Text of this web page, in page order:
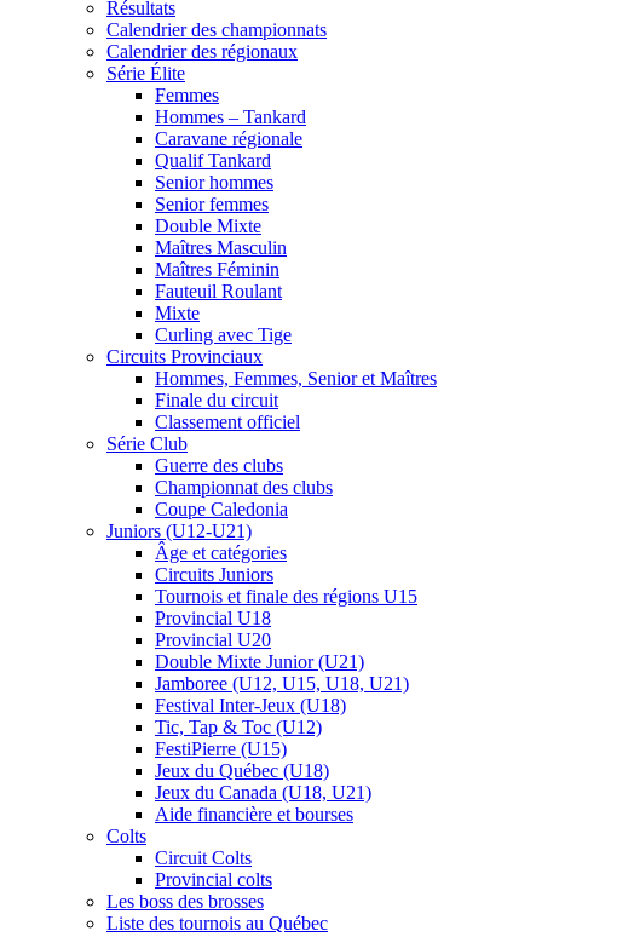
Résultats
Calendrier des championnats
Calendrier des régionaux
Série Élite
Femmes
Hommes – Tankard
Caravane régionale
Qualif Tankard
Senior hommes
Senior femmes
Double Mixte
Maîtres Masculin
Maîtres Féminin
Fauteuil Roulant
Mixte
Curling avec Tige
Circuits Provinciaux
Hommes, Femmes, Senior et Maîtres
Finale du circuit
Classement officiel
Série Club
Guerre des clubs
Championnat des clubs
Coupe Caledonia
Juniors (U12-U21)
Âge et catégories
Circuits Juniors
Tournois et finale des régions U15
Provincial U18
Provincial U20
Double Mixte Junior (U21)
Jamboree (U12, U15, U18, U21)
Festival Inter-Jeux (U18)
Tic, Tap & Toc (U12)
FestiPierre (U15)
Jeux du Québec (U18)
Jeux du Canada (U18, U21)
Aide financière et bourses
Colts
Circuit Colts
Provincial colts
Les boss des brosses
Liste des tournois au Québec